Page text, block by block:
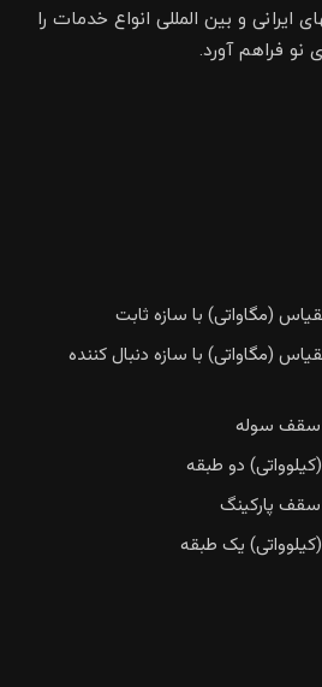
ایرانی و بین المللی انواع خدمات را
نو فراهم آورد.
(مگاواتی) با سازه ثابت
(مگاواتی) با سازه دنبال کننده
سقف سوله
دو طبقه
سقف پارکینگ
یک طبقه